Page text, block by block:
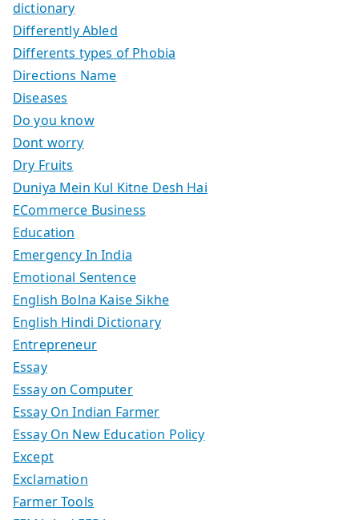
dictionary
Differently Abled
Differents types of Phobia
Directions Name
Diseases
Do you know
Dont worry
Dry Fruits
Duniya Mein Kul Kitne Desh Hai
ECommerce Business
Education
Emergency In India
Emotional Sentence
English Bolna Kaise Sikhe
English Hindi Dictionary
Entrepreneur
Essay
Essay on Computer
Essay On Indian Farmer
Essay On New Education Policy
Except
Exclamation
Farmer Tools